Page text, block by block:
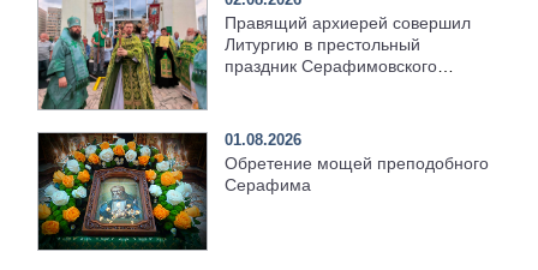
Правящий архиерей совершил
Литургию в престольный
праздник Серафимовского
01.08.2026
Обретение мощей преподобного
Серафима